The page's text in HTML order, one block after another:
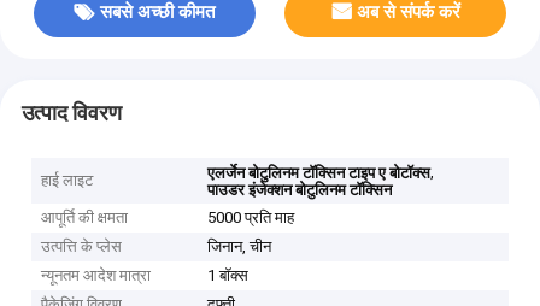
सबसे अच्छी कीमत अब से संपर्क करें
उत्पाद विवरण
हाई लाइट एलर्जेन बोटुलिनम टॉक्सिन टाइप ए बोटॉक्स,
पाउडर इंजेक्शन बोटुलिनम टॉक्सिन
आपूर्ति की क्षमता
5000 प्रति माह
उत्पत्ति के प्लेस
जिनान, चीन
न्यूनतम आदेश मात्रा
1 बॉक्स